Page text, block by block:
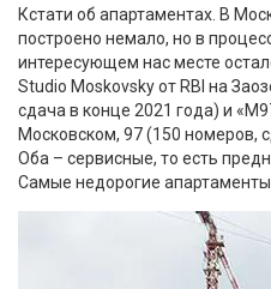
Кстати об апартаментах. В
построено немало, но в
интересующем нас месте
Studio Moskovsky от RBI на
сдача в конце 2021 года) и
Московском, 97 (150 номеров,
Оба – сервисные, то есть
Самые недорогие апартаменты